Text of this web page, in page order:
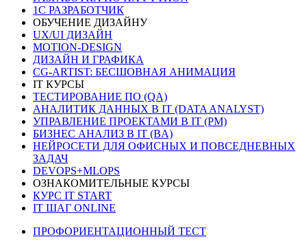
1C РАЗРАБОТЧИК
ОБУЧЕНИЕ ДИЗАЙНУ
UX/UI ДИЗАЙН
MOTION-DESIGN
ДИЗАЙН И ГРАФИКА
CG-ARTIST: БЕСШОВНАЯ АНИМАЦИЯ
IT КУРСЫ
ТЕСТИРОВАНИЕ ПО (QA)
АНАЛИТИК ДАННЫХ В IT (DATA ANALYST)
УПРАВЛЕНИЕ ПРОЕКТАМИ В IT (PM)
БИЗНЕС АНАЛИЗ В IT (BA)
НЕЙРОСЕТИ ДЛЯ ОФИСНЫХ И ПОВСЕДНЕВНЫХ
ЗАДАЧ
DEVOPS+MLOPS
ОЗНАКОМИТЕЛЬНЫЕ КУРСЫ
КУРС IT START
IT ШАГ ONLINE
ПРОФОРИЕНТАЦИОННЫЙ ТЕСТ